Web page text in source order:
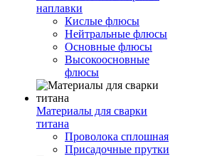
наплавки
Кислые флюсы
Нейтральные флюсы
Основные флюсы
Высокоосновные
флюсы
Материалы для сварки
титана
Проволока сплошная
Присадочные прутки